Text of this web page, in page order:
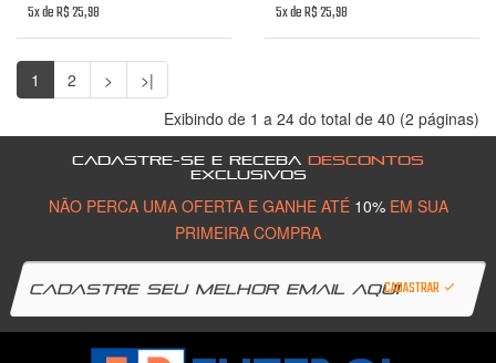
5x de R$ 25,98
5x de R$ 25,98
1 2 >
>|
Exibindo de 1 a 24 do total de 40 (2 páginas)
CADASTRE-SE E RECEBA DESCONTOS
EXCLUSIVOS
NÃO PERCA UMA OFERTA E GANHE ATÉ 10%EM SUA
PRIMEIRA COMPRA
CADASTRAR